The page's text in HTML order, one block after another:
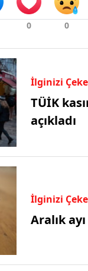
İlginizi
TÜİK
açıkladı
İlginizi
Aralık